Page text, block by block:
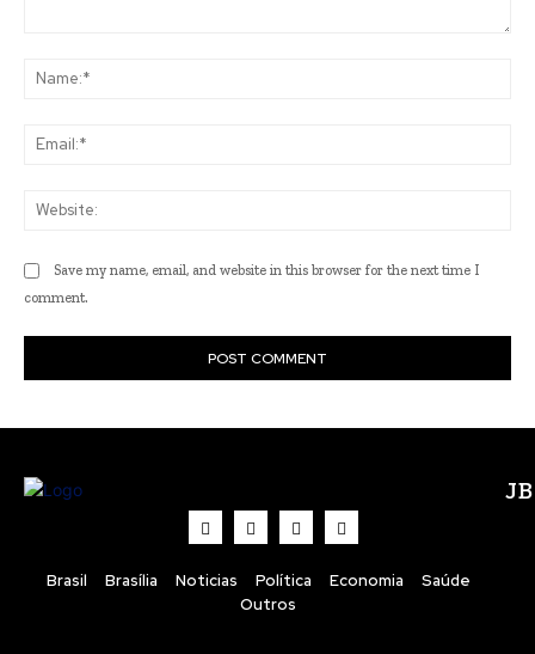
Save my name, email, and website in this browser for the next time I
comment.
Brasil Brasília Noticias Política Economia
Saúde
Outros